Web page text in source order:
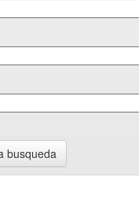
busqueda